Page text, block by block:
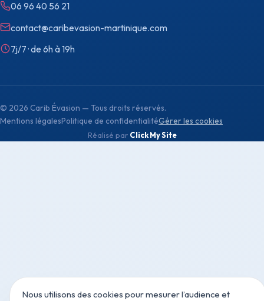
06 96 40 56 21
contact@caribevasion-martinique.com
7j/7 · de 6h à 19h
© 2026 Carib Évasion — Tous droits réservés.
Réalisé par Click My Site
Mentions légalesPolitique de confidentialitéGérer les cookies
Nous utilisons des cookies pour mesurer l’audience et